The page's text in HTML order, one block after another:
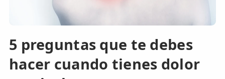
5 preguntas que te debes
hacer cuando tienes dolor